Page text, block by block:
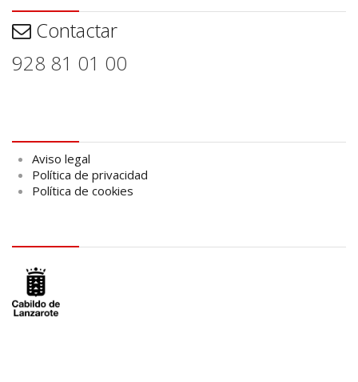
Contactar
928 81 01 00
Aviso legal
Política de privacidad
Política de cookies